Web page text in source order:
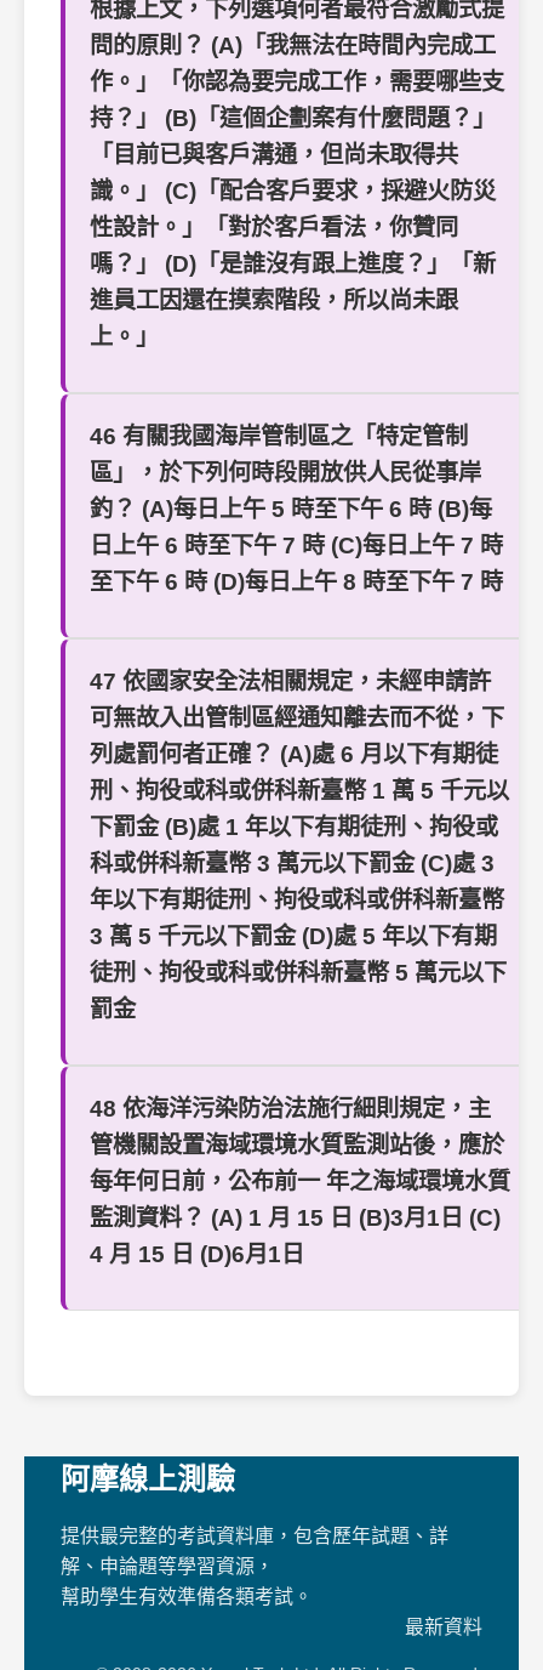
根據上文，下列選項何者最符合激勵式提
問的原則？ (A)「我無法在時間內完成工
作。」「你認為要完成工作，需要哪些支
持？」 (B)「這個企劃案有什麼問題？」
「目前已與客戶溝通，但尚未取得共
識。」 (C)「配合客戶要求，採避火防災
性設計。」「對於客戶看法，你贊同
嗎？」 (D)「是誰沒有跟上進度？」「新
進員工因還在摸索階段，所以尚未跟
上。」
46 有關我國海岸管制區之「特定管制
區」，於下列何時段開放供人民從事岸
釣？ (A)每日上午 5 時至下午 6 時 (B)每
日上午 6 時至下午 7 時 (C)每日上午 7 時
至下午 6 時 (D)每日上午 8 時至下午 7 時
47 依國家安全法相關規定，未經申請許
可無故入出管制區經通知離去而不從，下
列處罰何者正確？ (A)處 6 月以下有期徒
刑、拘役或科或併科新臺幣 1 萬 5 千元以
下罰金 (B)處 1 年以下有期徒刑、拘役或
科或併科新臺幣 3 萬元以下罰金 (C)處 3
年以下有期徒刑、拘役或科或併科新臺幣
3 萬 5 千元以下罰金 (D)處 5 年以下有期
徒刑、拘役或科或併科新臺幣 5 萬元以下
罰金
48 依海洋污染防治法施行細則規定，主
管機關設置海域環境水質監測站後，應於
每年何日前，公布前一 年之海域環境水質
監測資料？ (A) 1 月 15 日 (B)3月1日 (C)
4 月 15 日 (D)6月1日
阿摩線上測驗
提供最完整的考試資料庫，包含歷年試題、詳
解、申論題等學習資源，
幫助學生有效準備各類考試。
最新資料